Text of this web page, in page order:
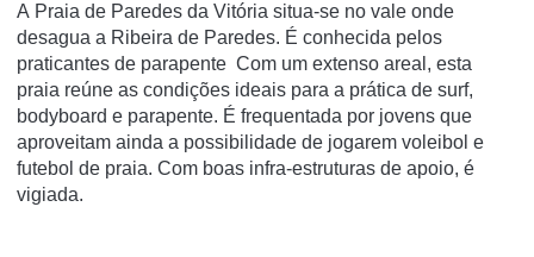
A Praia de Paredes da Vitória situa-se no vale onde
desagua a Ribeira de Paredes. É conhecida pelos
praticantes de parapente Com um extenso areal, esta
praia reúne as condições ideais para a prática de surf,
bodyboard e parapente. É frequentada por jovens que
aproveitam ainda a possibilidade de jogarem voleibol e
futebol de praia. Com boas infra-estruturas de apoio, é
vigiada.